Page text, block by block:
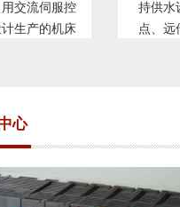
水设定压力恒定。他比传统电接
远传压力表供水水压恒定，因此
心